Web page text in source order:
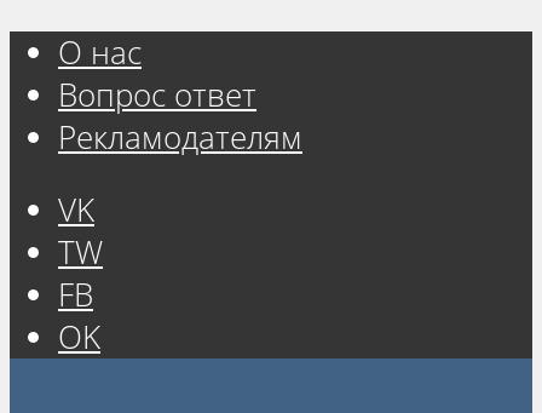
О нас
Вопрос ответ
Рекламодателям
VK
TW
FB
OK